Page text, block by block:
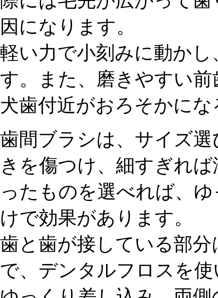
因になります。
軽い力で小刻みに動か
す。また、磨きやすい
犬歯付近がおろそかに
歯間ブラシは、サイズ
きを傷つけ、細すぎれ
ったものを選べれば、
けで効果があります。
歯と歯が接している部
で、 デンタルフロス を